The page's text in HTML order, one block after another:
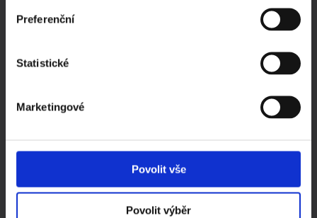
Preferenční
Statistické
Marketingové
Povolit vše
Povolit výběr
Evidence skutečných majitelů
Novinky v podnikání
Kompletní ceník
Ochrana a zpracování osobních údajů